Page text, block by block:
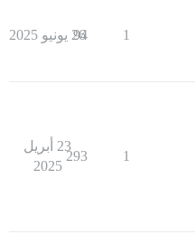
1
94
26 يونيو 2025
1
293
23 أبريل
2025